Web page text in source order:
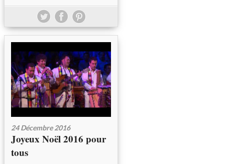
24 Décembre 2016
Joyeux Noël 2016 pour
tous